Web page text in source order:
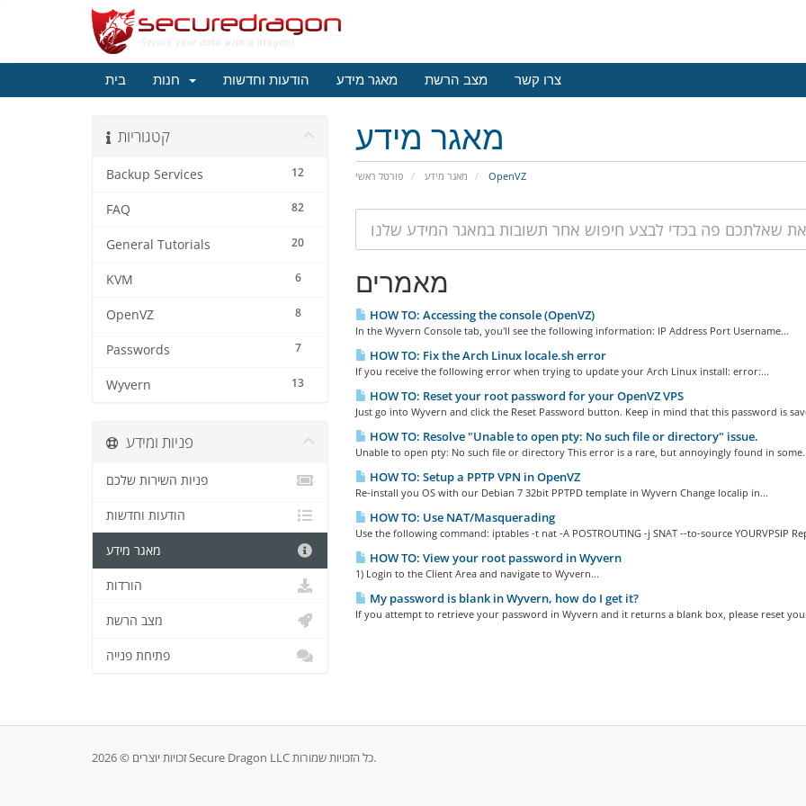
בית הודעות וחדשות מאגר מידע מצב הרשת צרו קשר
מאגר מידע
פורטל ראשי מאגר מידע OpenVZ
קטגוריות
12
Backup Services
82
FAQ
20
General Tutorials
6
KVM
8
OpenVZ
7
Passwords
13
Wyvern
מאמרים
HOW TO: Accessing the console (OpenVZ)
In the Wyvern Console tab, you'll see the following information: IP Address Port Username...
HOW TO: Fix the Arch Linux locale.sh error
If you receive the following error when trying to update your Arch Linux install: error:...
HOW TO: Reset your root password for your OpenVZ VPS
Just go into Wyvern and click the Reset Password button. Keep in mind that this password is
HOW TO: Resolve "Unable to open pty: No such file or directory" issue.
Unable to open pty: No such file or directory This error is a rare, but annoyingly found in
HOW TO: Setup a PPTP VPN in OpenVZ
Re-install you OS with our Debian 7 32bit PPTPD template in Wyvern Change localip in...
HOW TO: Use NAT/Masquerading
Use the following command: iptables -t nat -A POSTROUTING -j SNAT --to-source YOURVPSIP
HOW TO: View your root password in Wyvern
1) Login to the Client Area and navigate to Wyvern...
My password is blank in Wyvern, how do I get it?
If you attempt to retrieve your password in Wyvern and it returns a blank box, please reset
פניות ומידע
פניות השירות שלכם
הודעות וחדשות
מאגר מידע
הורדות
מצב הרשת
פתיחת פנייה
זכויות יוצרים © 2026 Secure Dragon LLC כל הזכויות שמורות.